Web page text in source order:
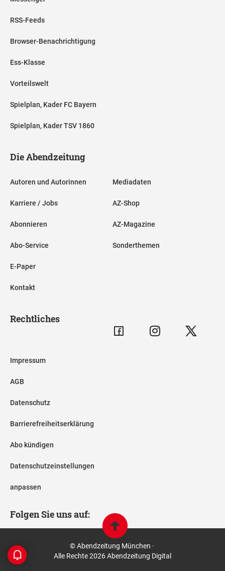
RSS-Feeds
Browser-Benachrichtigung
Ess-Klasse
Vorteilswelt
Spielplan, Kader FC Bayern
Spielplan, Kader TSV 1860
Die Abendzeitung
Autoren und Autorinnen
Karriere / Jobs
Abonnieren
Abo-Service
E-Paper
Kontakt
Mediadaten
AZ-Shop
AZ-Magazine
Sonderthemen
Rechtliches
Impressum
AGB
Datenschutz
Barrierefreiheitserklärung
Abo kündigen
Datenschutzeinstellungen
anpassen
Folgen Sie uns auf:
© Abendzeitung München ·
Alle Rechte 2026 Abendzeitung Digital